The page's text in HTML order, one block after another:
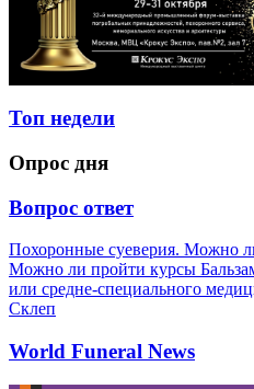
Топ недели
Опрос дня
Вопрос ответ
Похоронные суеверия. Можно
Можно ли пройти курсы
или средне-специального
Склеп
World Funeral News